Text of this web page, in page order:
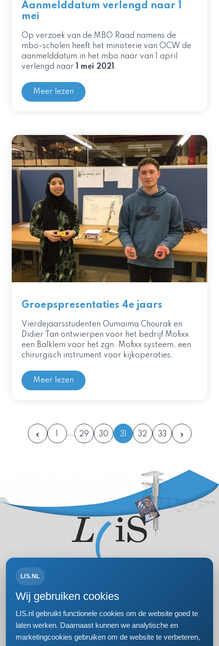
Aanmelddatum verlengd naar 1
mei
Op verzoek van de MBO Raad namens de
mbo-scholen heeft het ministerie van OCW de
aanmelddatum in het mbo naar van 1 april
verlengd naar 1 mei 2021.
Meer lezen
Groepspresentaties 4e jaars
Vierdejaarsstudenten Oumaima Chourak en
Didier Tan ontwierpen voor het bedrijf Mofixx
een Balklem voor het zgn. Mofixx systeem, een
chirurgisch instrument voor kijkoperaties.
Meer lezen
1 29 30 31 32 33
Volg ons op:
Bezoek- en postadres
LIS.NL
Wij gebruiken cookies
LIS.nl gebruikt functionele cookies om de website goed te
laten werken. Daarnaast kunnen we analytische en
marketingcookies gebruiken om de website te verbeteren,